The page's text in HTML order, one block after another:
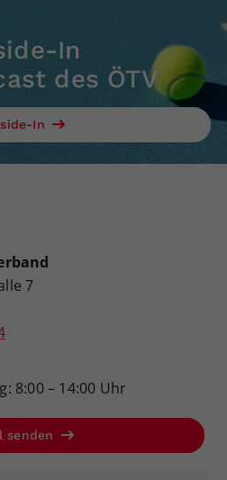
In
des ÖTV
In
7
8:00 – 14:00 Uhr
senden